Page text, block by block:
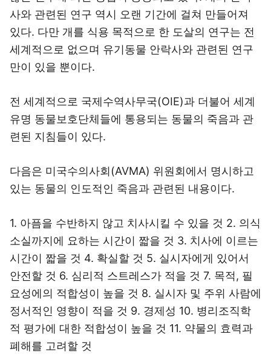
사와 관련된 연구 역시 오랜 기간에 걸쳐 만들어져
있다. 다만 개를 식용 목적으로 한 도살의 연구는 전
세계적으로 없으며 유기동물 안락사와 관련된 연구
만이 있을 뿐이다.
전 세계적으로 국제수역사무국(OIE)과 더불어 세계
유명 동물보호단체들에 통용되는 동물의 죽음과 관
련된 지침들이 있다.
다음은 미국수의사회(AVMA) 위원회에서 명시하고
있는 동물의 인도적인 죽음과 관련된 내용이다.
1. 아픔을 수반하지 않고 치사시킬 수 있을 것 2. 의식
소실까지에 요하는 시간이 짧을 것 3. 치사에 이르는
시간이 짧을 것 4. 확실할 것 5. 실시자에게 있어서
안전할 것 6. 심리적 스트레스가 적을 것 7. 목적, 필
요성에의 적합성이 높을 것 8. 실시자 및 주위 사람에
정서적인 영향이 적을 것 9. 경제성 10. 병리조직학
적 평가에 대한 적합성이 높을 것 11. 약물의 효력과
폐해를 고려할 것